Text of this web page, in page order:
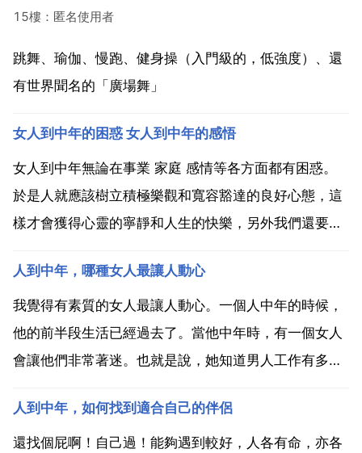
15樓：匿名使用者
跳舞、瑜伽、慢跑、健身操（入門級的，低強度）、還
有世界聞名的「廣場舞」
女人到中年的困惑 女人到中年的感悟
女人到中年無論在事業 家庭 感情等各方面都有困惑。
於是人就應該樹立積極樂觀和寬容豁達的良好心態，這
樣才會獲得心靈的寧靜和人生的快樂，另外我們還要學
就會覺得你所作的一切都會是一種對他人的回報。常常
是這種心態，你就會天天快樂，幸福無比。很贊同這段
話，l...
人到中年，哪種女人最讓人動心
我覺得有素質的女人最讓人動心。一個人中年的時候，
他的前半段生活已經過去了。當他中年時，有一個女人
會讓他們非常著迷。也就是說，她知道男人工作有多努
時，她能及時在他們身邊。即使她忍不住，她也可以說
一些安慰的話。她也需要非常理解，不要時不時地和他
人到中年，如何找到適合自己的伴侶
還找個屁啊！自己過！能夠遇到較好，人各有命，亦各